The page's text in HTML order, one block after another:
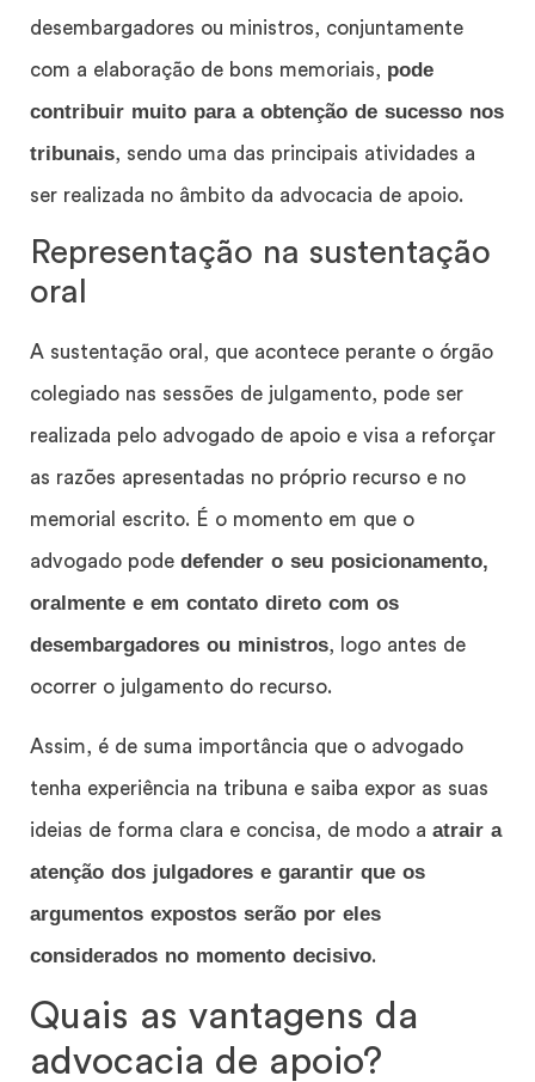
desembargadores ou ministros, conjuntamente
com a elaboração de bons memoriais, pode
contribuir muito para a obtenção de sucesso nos
tribunais, sendo uma das principais atividades a
ser realizada no âmbito da advocacia de apoio.
Representação na sustentação
oral
A sustentação oral, que acontece perante o órgão
colegiado nas sessões de julgamento, pode ser
realizada pelo advogado de apoio e visa a reforçar
as razões apresentadas no próprio recurso e no
memorial escrito. É o momento em que o
advogado pode defender o seu posicionamento,
oralmente e em contato direto com os
desembargadores ou ministros, logo antes de
ocorrer o julgamento do recurso.
Assim, é de suma importância que o advogado
tenha experiência na tribuna e saiba expor as suas
ideias de forma clara e concisa, de modo a atrair a
atenção dos julgadores e garantir que os
argumentos expostos serão por eles
considerados no momento decisivo.
Quais as vantagens da
advocacia de apoio?